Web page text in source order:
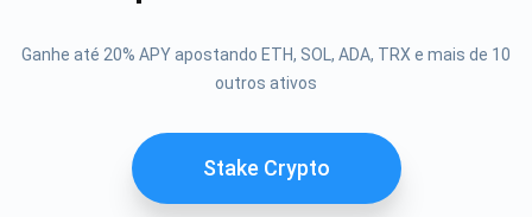
Ganhe até 20% APY apostando ETH, SOL, ADA, TRX e mais de 10
outros ativos
Stake Crypto
INSCREVER